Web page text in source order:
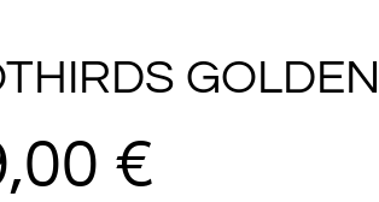
GOLDEN
€